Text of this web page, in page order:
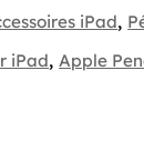
iPad,
iPad,Apple